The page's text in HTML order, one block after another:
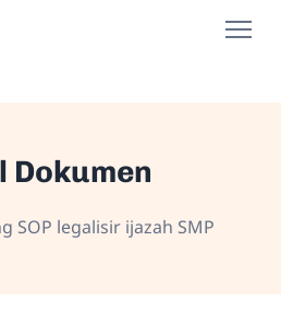
Dokumen
SOP legalisir ijazah SMP